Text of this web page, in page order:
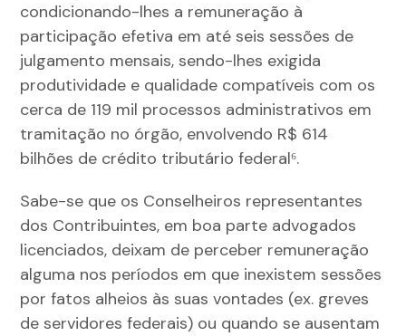
condicionando-lhes a remuneração à
participação efetiva em até seis sessões de
julgamento mensais, sendo-lhes exigida
produtividade e qualidade compatíveis com os
cerca de 119 mil processos administrativos em
tramitação no órgão, envolvendo R$ 614
bilhões de crédito tributário federal⁶.
Sabe-se que os Conselheiros representantes
dos Contribuintes, em boa parte advogados
licenciados, deixam de perceber remuneração
alguma nos períodos em que inexistem sessões
por fatos alheios às suas vontades (ex. greves
de servidores federais) ou quando se ausentam